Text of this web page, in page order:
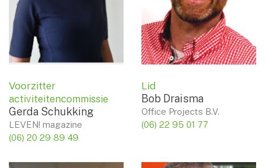
Voorzitter
activiteitencommissie
Gerda Schukking
LEVEN! magazine
(06) 20 29 89 49
Lid
Bob Draisma
Office Projects B.V.
(06) 22 95 01 77